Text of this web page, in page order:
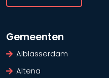
Gemeenten
Alblasserdam
Altena